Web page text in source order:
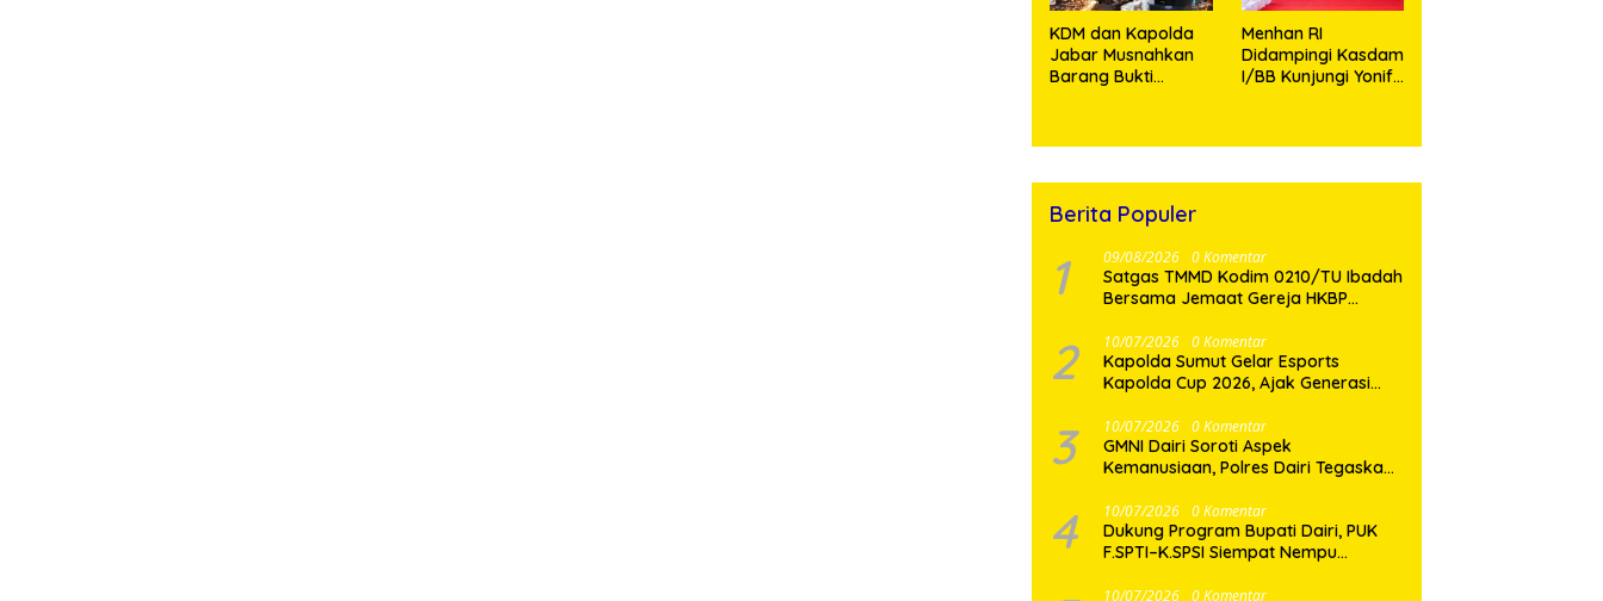
KDM dan Kapolda
Jabar Musnahkan
Barang Bukti
Menhan RI
Didampingi Kasdam
I/BB Kunjungi Yonif
Berita Populer
1 09/08/2026 0 Komentar
Satgas TMMD Kodim 0210/TU Ibadah
Bersama Jemaat Gereja HKBP
2 10/07/2026 0 Komentar
Kapolda Sumut Gelar Esports
Kapolda Cup 2026, Ajak Generasi
Kenakalan Remaja
3 10/07/2026 0 Komentar
GMNI Dairi Soroti Aspek
Kemanusiaan, Polres Dairi Tegaskan
4 10/07/2026 0 Komentar
Dukung Program Bupati Dairi, PUK
F.SPTI–K.SPSI Siempat Nempu
Royong Perbaikan Jalan Desa
10/07/2026 0 Komentar